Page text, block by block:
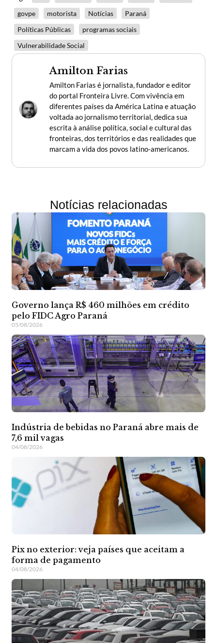
govpe
motorista Notícias
Paraná
Políticas Públicas
programas sociais
Vulnerabilidade Social
Amilton Farias
Amilton Farias é jornalista, fundador e editor
do portal Fronteira Livre. Com vivência em
diferentes países da América Latina e atuação
voltada ao jornalismo territorial, dedica sua
escrita à análise política, social e cultural das
fronteiras, dos territórios e das realidades que
marcam a vida dos povos latino-americanos.
Notícias relacionadas
Governo lança R$ 460 milhões em crédito
pelo FIDC Agro Paraná
05/08/2026
Indústria de bebidas no Paraná abre mais de
7,6 mil vagas
04/08/2026
Pix no exterior: veja países que aceitam a
forma de pagamento
04/08/2026